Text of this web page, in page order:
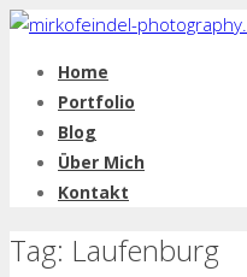
Home
Portfolio
Blog
Über Mich
Kontakt
Tag: Laufenburg